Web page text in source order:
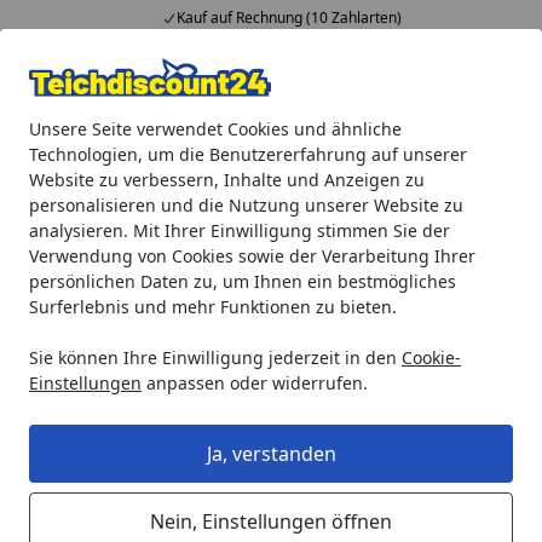
Unsere Seite verwendet Cookies und ähnliche
Technologien, um die Benutzererfahrung auf unserer
Website zu verbessern, Inhalte und Anzeigen zu
personalisieren und die Nutzung unserer Website zu
analysieren. Mit Ihrer Einwilligung stimmen Sie der
Verwendung von Cookies sowie der Verarbeitung Ihrer
persönlichen Daten zu, um Ihnen ein bestmögliches
Surferlebnis und mehr Funktionen zu bieten.
Sie können Ihre Einwilligung jederzeit in den Cookie-
Einstellungen anpassen oder widerrufen.
Ja, verstanden
Nein, Einstellungen öffnen
Kauf auf Rechnung (10 Zahlarten)
Alle Produkte
Mein Konto
Suchen
Startseite
Aquaristik biOrb Zubehör biOrb Seesterne Set 3 rot
biOrb Seesterne Set 3 rot (48356)